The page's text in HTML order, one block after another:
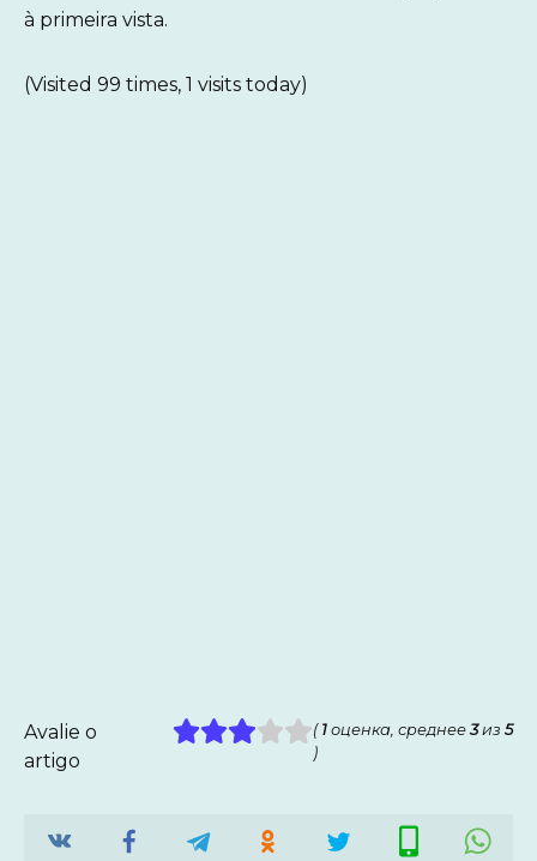
à primeira vista.
(Visited 99 times, 1 visits today)
Avalie o
artigo
( 1оценка, среднее3из 5
)